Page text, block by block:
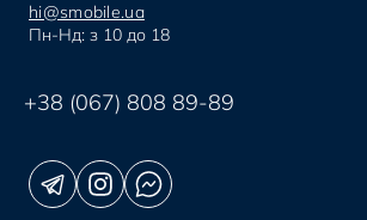
hi@smobile.ua
Пн-Нд: з 10 до 18
+38 (067) 808 89-89